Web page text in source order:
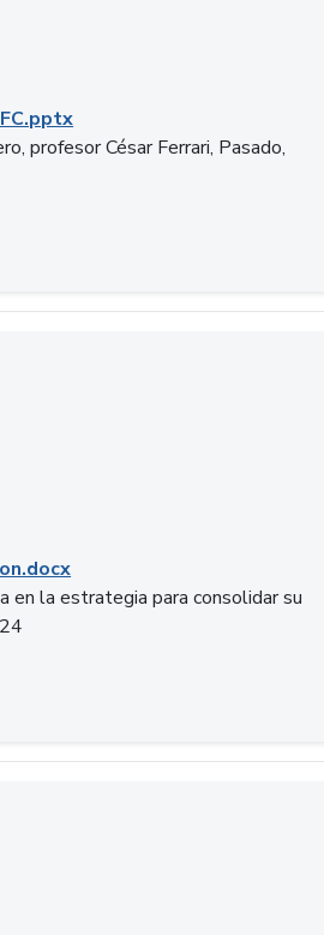
profesor César Ferrari, Pasado,
en la estrategia para consolidar su